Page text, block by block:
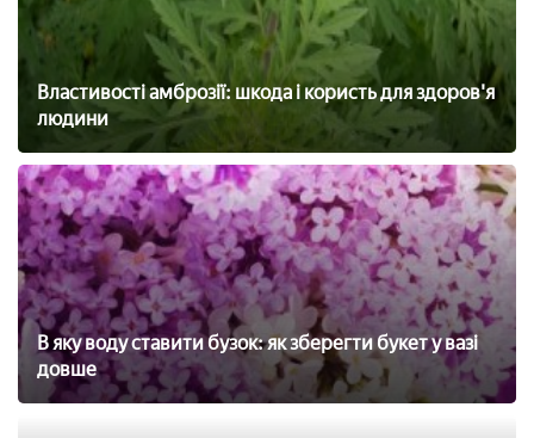
Властивості амброзії: шкода і користь для здоров'я
людини
В яку воду ставити бузок: як зберегти букет у вазі
довше